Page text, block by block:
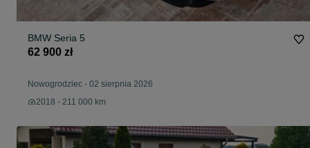
BMW Seria 5
62 900 zł
Nowogrodziec - 02 sierpnia 2026
2018 - 211 000 km